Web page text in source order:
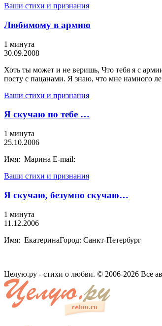
Ваши стихи и признания
Любимому в армию
1 минута
30.09.2008
Хоть ты может и не веришь, Что тебя я с
посту с пацанами. Я знаю, что мне намного
Ваши стихи и признания
Я скучаю по тебе …
1 минута
25.10.2006
Имя: Марина E-mail:
Ваши стихи и признания
Я скучаю, безумно скучаю…
1 минута
11.12.2006
Имя: ЕкатеринаГород: Санкт-Петербург
Целую.ру - стихи о любви. © 2006-2026 Все